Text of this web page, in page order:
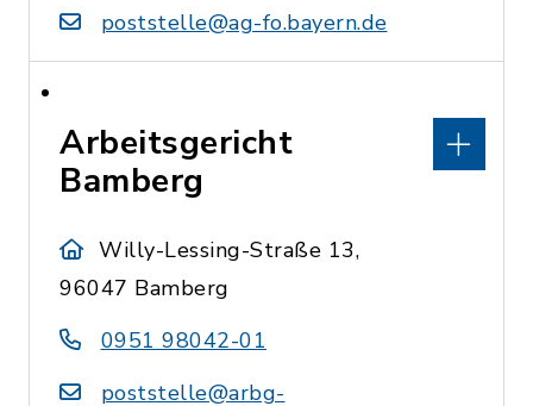
poststelle@ag-fo.bayern.de
Arbeitsgericht
Bamberg
Willy-Lessing-Straße 13,
96047 Bamberg
0951 98042-01
poststelle@arbg-